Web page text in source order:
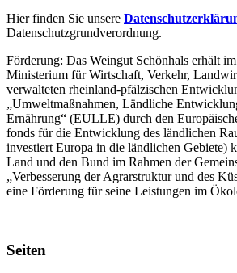
Hier finden Sie unsere
Datenschutzgrundverordnung.
Förderung: Das Weingut Schönhals erhält
Minis­terium für Wirtschaft, Verkehr,
verwal­teten rhein­land-pfälzischen
„Umwelt­maßnahmen, Länd­liche
Ernährung“ (EULLE) durch den
fonds für die Entwick­lung des länd­lichen
investiert Europa in die ländlichen Gebiete)
Land und den Bund im Rahmen der
„Verbes­serung der Agrar­struktur und des
eine Förderung für seine Leis­tungen im
Seiten